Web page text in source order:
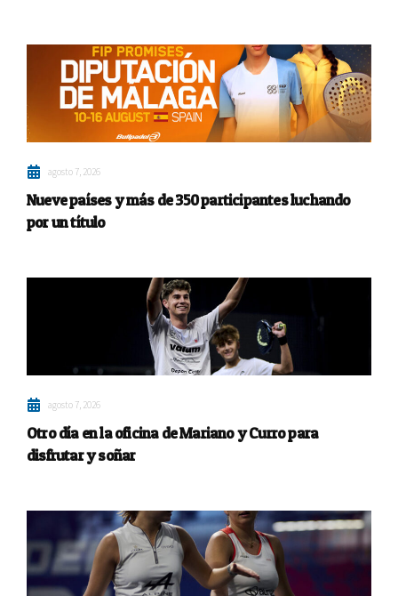
agosto 7, 2026
Nueve países y más de 350 participantes luchando
por un título
agosto 7, 2026
Otro día en la oficina de Mariano y Curro para
disfrutar y soñar